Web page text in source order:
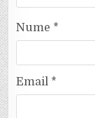
Nume *
Email *